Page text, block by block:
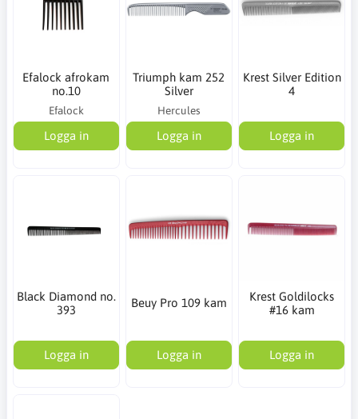
Efalock afrokam
no.10
Efalock
Logga in
Triumph kam 252
Silver
Hercules
Logga in
Krest Silver Edition
4
Logga in
Black Diamond no.
393
Logga in
Beuy Pro 109 kam
Logga in
Krest Goldilocks
#16 kam
Logga in